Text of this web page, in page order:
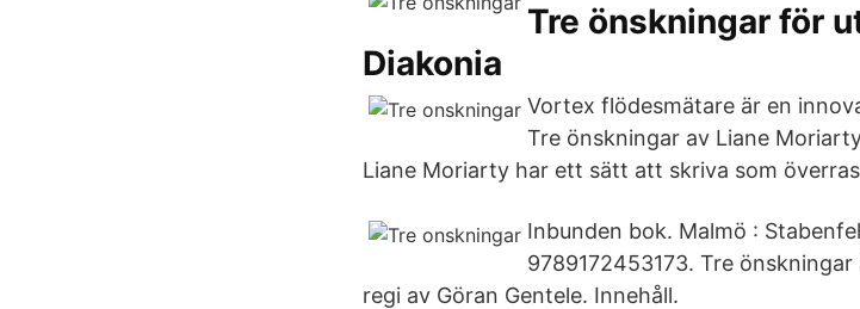
Tre önskningar för
Diakonia
Vortex flödesmätare är en
Tre önskningar av Liane
Liane Moriarty har ett sätt att skriva som
Inbunden bok. Malmö :
9789172453173. Tre
regi av Göran Gentele. Innehåll.